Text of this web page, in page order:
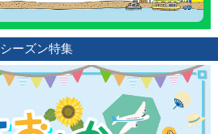
シーズン特集